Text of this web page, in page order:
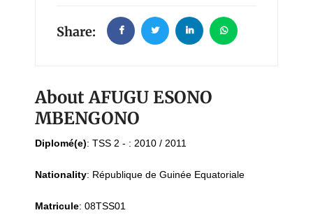
Share:
About AFUGU ESONO
MBENGONO
Diplomé(e): TSS 2 - : 2010 / 2011
Nationality: République de Guinée Equatoriale
Matricule: 08TSS01